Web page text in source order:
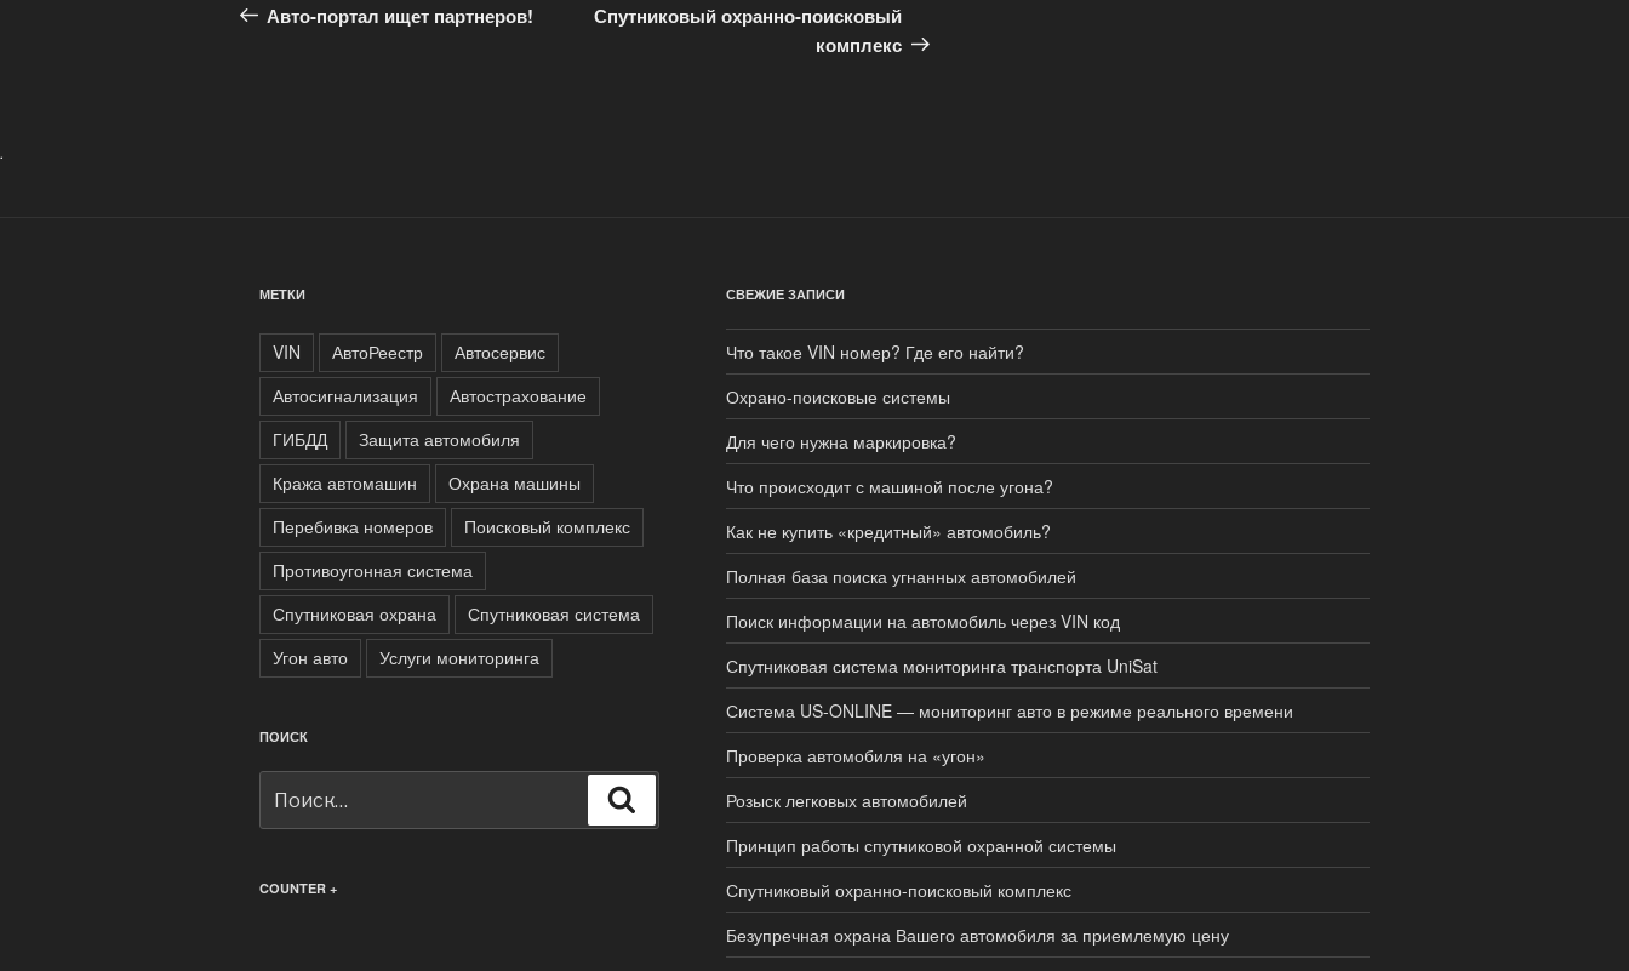
запись:
Авто-портал ищет партнеров!
Спутниковый охранно-поисковый
комплекс
.
МЕТКИ
VIN АвтоРеестр
Автосервис
Автосигнализация
Автострахование
ГИБДД
Защита автомобиля
Кража автомашин
Охрана машины
Перебивка номеров
Поисковый комплекс
Противоугонная система
Спутниковая охрана
Спутниковая система
Угон авто
Услуги мониторинга
ПОИСК
COUNTER +
СВЕЖИЕ ЗАПИСИ
Что такое VIN номер? Где его найти?
Охрано-поисковые системы
Для чего нужна маркировка?
Что происходит с машиной после угона?
Как не купить «кредитный» автомобиль?
Полная база поиска угнанных автомобилей
Поиск информации на автомобиль через VIN код
Спутниковая система мониторинга транспорта UniSat
Система US-ONLINE — мониторинг авто в режиме реального времени
Проверка автомобиля на «угон»
Розыск легковых автомобилей
Принцип работы спутниковой охранной системы
Спутниковый охранно-поисковый комплекс
Безупречная охрана Вашего автомобиля за приемлемую цену